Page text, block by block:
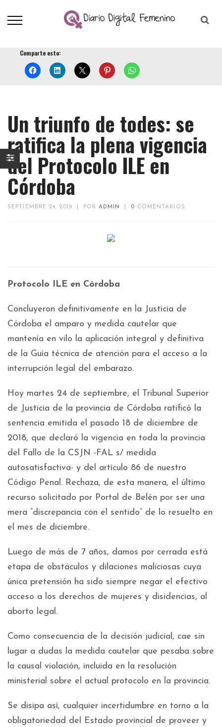
Comparte esto:
Un triunfo de todes: se
ratifica la plena vigencia
del Protocolo ILE en
Córdoba
SEPTIEMBRE 24, 2019 POR ADMIN 0 COMENTARIOS
Protocolo ILE en Córdoba
Concluyeron definitivamente en la Justicia de
Córdoba el amparo y medida cautelar que
mantenía en vilo la aplicación integral y definitiva
de la Guía técnica de atención para el acceso a la
interrupción legal del embarazo.
Hoy martes 24 de septiembre, el Tribunal Superior
de Justicia de la provincia de Córdoba ratificó la
sentencia emitida el pasado 18 de diciembre de
2018, que declaró la vigencia en toda la provincia
del Fallo de la CSJN -FAL s/ medida
autosatisfactiva- y del artículo 86 de nuestro
Código Penal. Rechaza, de esta manera, el último
recurso solicitado por Portal de Belén por ser una
mera “discrepancia con el sentido” de lo resuelto en
el mes de diciembre.
Luego de más de 7 años, damos por cerrada está
etapa de obstáculos y dilaciones maliciosas cuya
única pretensión ha sido siempre negar el efectivo
acceso a los derechos de mujeres y disidencias, al
aborto legal.
Como consecuencia de la decisión judicial, cae sin
lugar a dudas la medida cautelar que pesaba sobre
la causal violación, incluida en la resolución
ministerial sobre el actual protocolo en la provincia.
Se disipa así, cualquier incertidumbre en torno a la
obligatoriedad del Estado provincial de proveer y